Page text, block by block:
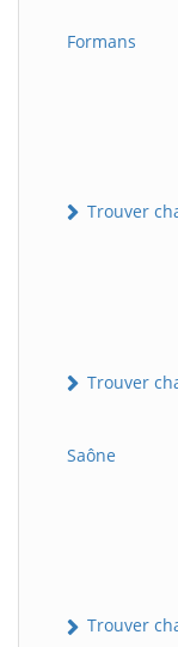
Formans
Trouver
Trouver
Saône
Trouver